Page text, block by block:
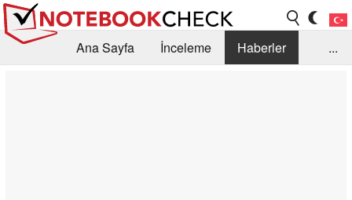
Ana Sayfa İnceleme
Haberler
...